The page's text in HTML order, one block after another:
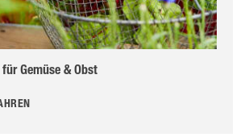
Gemüse & Obst